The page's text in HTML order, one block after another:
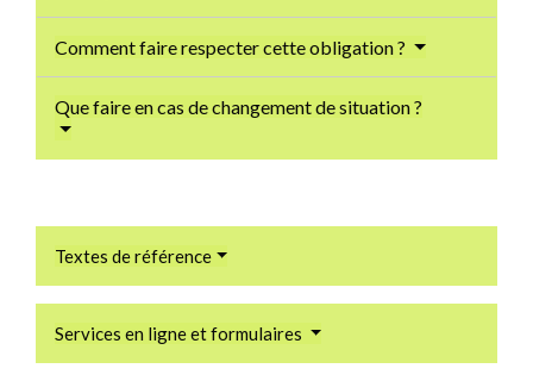
Comment faire respecter cette obligation ?
Que faire en cas de changement de situation ?
Textes de référence
Services en ligne et formulaires